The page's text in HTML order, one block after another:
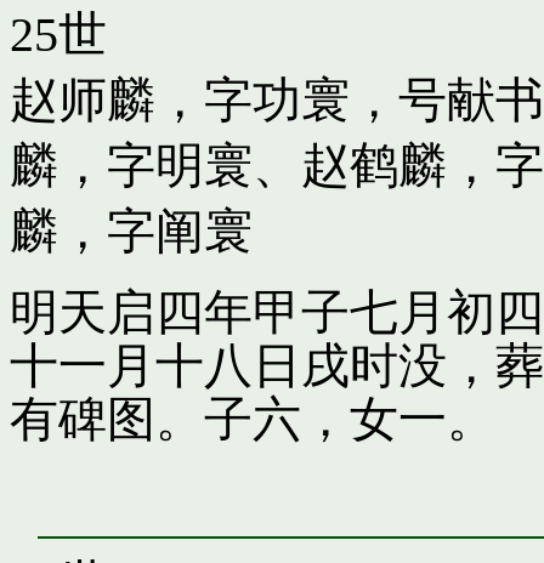
25世
赵师麟，字功寰，号献书
麟，字明寰、 赵鹤麟，
麟，字阐寰
明天启四年甲子七月初
十一月十八日戌时没，
有碑图。子六，女一。